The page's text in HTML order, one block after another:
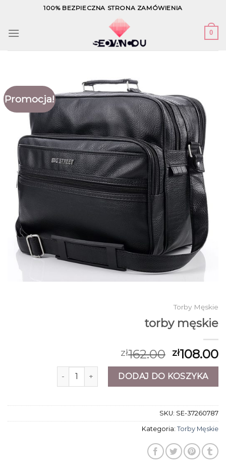
content
100% BEZPIECZNA STRONA ZAMÓWIENIA
0
Promocja!
Torby Męskie
torby męskie
zł162.00 zł108.00
ilość torby męskieDODAJ DO KOSZYKA
SKU: SE-37260787
Kategoria: Torby Męskie